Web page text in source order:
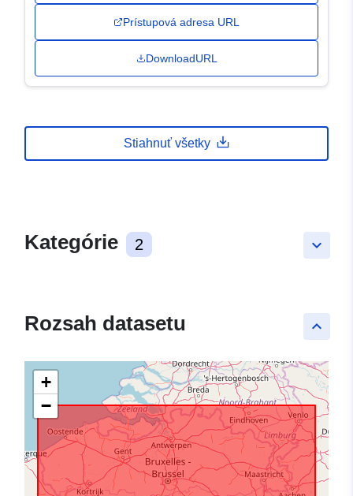
Prístupová adresa URL
DownloadURL
Stiahnuť všetky
keyboard_arrow_down
Kategórie 2
keyboard_arrow_up
Rozsah datasetu
+
−